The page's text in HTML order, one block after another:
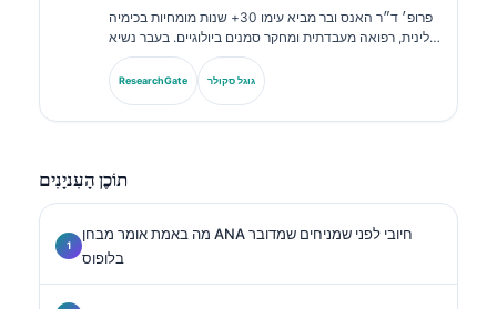
פרופ׳ ד״ר האנס ובר מביא עימו 30+ שנות מומחיות בכימיה
קלינית, רפואה מעבדתית ומחקר סמנים ביולוגיים. בעבר נשיא
האגודה הגרמנית לכימיה קלינית, הוא מתמחה בניתוח לוחות
אבחנתיים, בסטנדרטיזציה של סמנים ביולוגיים וברפואה
ResearchGate גוגל סקולר
תוֹכֶן הָעִניָנִים
מה באמת אומר מבחן ANA חיובי לפני שמניחים שמדובר
בלופוס